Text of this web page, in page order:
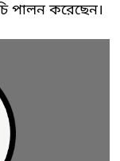
পালন করেছেন।